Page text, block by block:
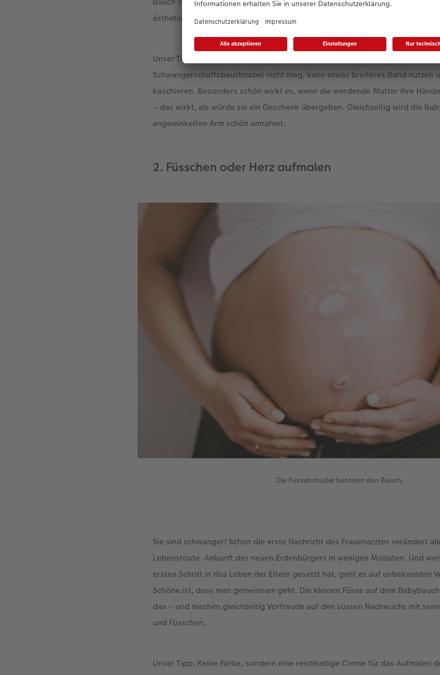
ästhetisches Fotomotiv, das sich auch ideal für Grusskarten eignet.
Unser Tipp: Helles Band benutzen und die Schleife etwas seitlich binden. Wer
Schwangerschaftsbauchnabel nicht mag, kann etwas breiteres Band nutzen
kaschieren. Besonders schön wirkt es, wenn die werdende Mutter ihre
– das wirkt, als würde sie ein Geschenk übergeben. Gleichzeitig wird die
angewinkelten Arm schön umrahmt.
2. Füsschen oder Herz aufmalen
Die Fussabdrücke betonen den Bauch.
Sie sind schwanger! Schon die erste Nachricht des Frauenarztes verändert
Lebensroute. Ankunft des neuen Erdenbürgers in wenigen Monaten. Und
ersten Schritt in das Leben der Eltern gesetzt hat, geht es auf unbekannten
Schöne ist, dass man gemeinsam geht. Die kleinen Füsse auf dem
das – und machen gleichzeitig Vorfreude auf den süssen Nachwuchs mit
und Füsschen.
Unser Tipp: Keine Farbe, sondern eine reichhaltige Creme für das Aufmalen